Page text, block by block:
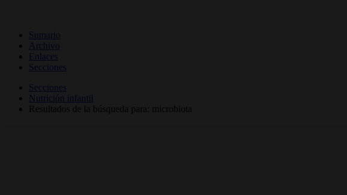
Sumario
Archivo
Enlaces
Secciones
Secciones
Nutrición infantil
Resultados de la búsqueda para: microbiota